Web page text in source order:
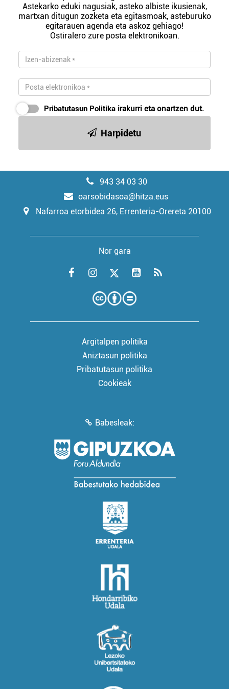
Astekarko eduki nagusiak, asteko albiste ikusienak,
martxan ditugun zozketa eta egitasmoak, asteburuko
egitarauen agenda eta askoz gehiago!
Ostiralero zure posta elektronikoan.
Pribatutasun Politika irakurri eta onartzen dut.
Harpidetu
943 34 03 30
oarsobidasoa@hitza.eus
Nafarroa etorbidea 26, Errenteria-Orereta 20100
Nor gara
Argitalpen politika
Aniztasun politika
Pribatutasun politika
Cookieak
Babesleak: